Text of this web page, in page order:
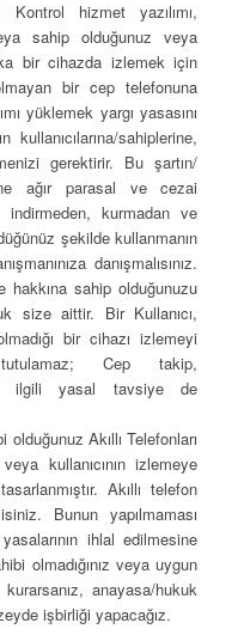
hizmet yazılımı,
sahip olduğunuz veya
bir cihazda izlemek için
bir cep telefonuna
yüklemek yargı yasasını
sahiplerine,
gerektirir. Bu şartın/
ağır parasal ve cezai
indirmeden, kurmadan ve
şekilde kullanmanın
danışmalısınız.
hakkına sahip olduğunuzu
size aittir. Bir Kullanıcı,
bir cihazı izlemeyi
Cep takip,
ilgili yasal tavsiye de
olduğunuz Akıllı Telefonları
kullanıcının izlemeye
Akıllı telefon
Bunun yapılmaması
ihlal edilmesine
olmadığınız veya uygun
anayasa/hukuk
işbirliği yapacağız.